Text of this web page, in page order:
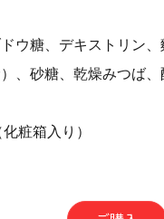
ウ糖、デキストリン
、砂糖、乾燥みつば
箱入り）